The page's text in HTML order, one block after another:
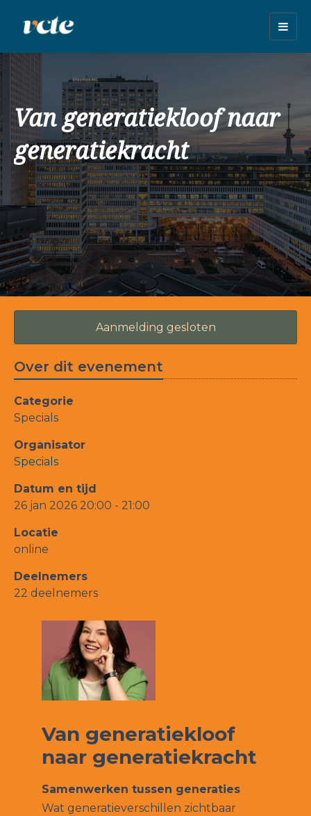
Van generatiekloof naar
generatiekracht
Aanmelding gesloten
Over dit evenement
Categorie
Specials
Organisator
Specials
Datum en tijd
26 jan 2026 20:00 - 21:00
Locatie
online
Deelnemers
22 deelnemers
Van generatiekloof
naar generatiekracht
Samenwerken tussen generaties
Wat generatieverschillen zichtbaar